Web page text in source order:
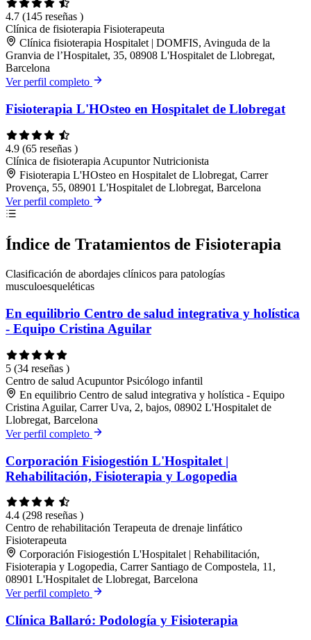
4.7 (145 reseñas )
Clínica de fisioterapia Fisioterapeuta
Clínica fisioterapia Hospitalet | DOMFIS, Avinguda de la
Granvia de l’Hospitalet, 35, 08908 L'Hospitalet de Llobregat,
Barcelona
Ver perfil completo
Fisioterapia L'HOsteo en Hospitalet de Llobregat
4.9 (65 reseñas )
Clínica de fisioterapia AcupuntorNutricionista
Fisioterapia L'HOsteo en Hospitalet de Llobregat, Carrer
Provença, 55, 08901 L'Hospitalet de Llobregat, Barcelona
Ver perfil completo
Índice de Tratamientos de Fisioterapia
Clasificación de abordajes clínicos para patologías
musculoesqueléticas
En equilibrio Centro de salud integrativa y holística
- Equipo Cristina Aguilar
5 (34 reseñas )
Centro de salud AcupuntorPsicólogo infantil
En equilibrio Centro de salud integrativa y holística - Equipo
Cristina Aguilar, Carrer Uva, 2, bajos, 08902 L'Hospitalet de
Llobregat, Barcelona
Ver perfil completo
Corporación Fisiogestión L'Hospitalet |
Rehabilitación, Fisioterapia y Logopedia
4.4 (298 reseñas )
Centro de rehabilitación Terapeuta de drenaje linfático
Fisioterapeuta
Corporación Fisiogestión L'Hospitalet | Rehabilitación,
Fisioterapia y Logopedia, Carrer Santiago de Compostela, 11,
08901 L'Hospitalet de Llobregat, Barcelona
Ver perfil completo
Clínica Ballaró: Podología y Fisioterapia